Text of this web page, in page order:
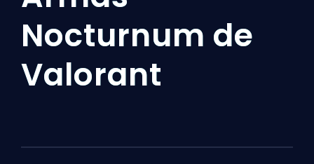
Nocturnum de
Valorant